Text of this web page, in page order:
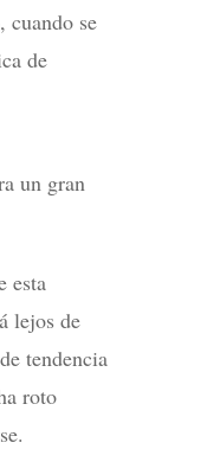
cuando se
de
un gran
esta
lejos de
tendencia
roto